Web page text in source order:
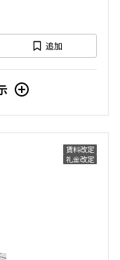
追加
賃料改定
礼金改定